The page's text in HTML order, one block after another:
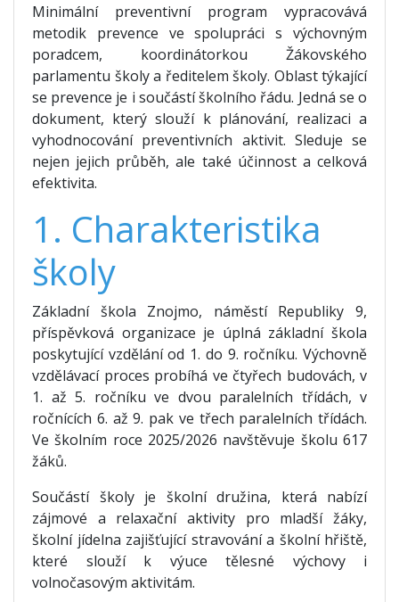
Minimální preventivní program vypracovává
metodik prevence ve spolupráci s výchovným
poradcem, koordinátorkou Žákovského
parlamentu školy a ředitelem školy. Oblast týkající
se prevence je i součástí školního řádu. Jedná se o
dokument, který slouží k plánování, realizaci a
vyhodnocování preventivních aktivit. Sleduje se
nejen jejich průběh, ale také účinnost a celková
efektivita.
1. Charakteristika
školy
Základní škola Znojmo, náměstí Republiky 9,
příspěvková organizace je úplná základní škola
poskytující vzdělání od 1. do 9. ročníku. Výchovně
vzdělávací proces probíhá ve čtyřech budovách, v
1. až 5. ročníku ve dvou paralelních třídách, v
ročnících 6. až 9. pak ve třech paralelních třídách.
Ve školním roce 2025/2026 navštěvuje školu 617
žáků.
Součástí školy je školní družina, která nabízí
zájmové a relaxační aktivity pro mladší žáky,
školní jídelna zajišťující stravování a školní hřiště,
které slouží k výuce tělesné výchovy i
volnočasovým aktivitám.